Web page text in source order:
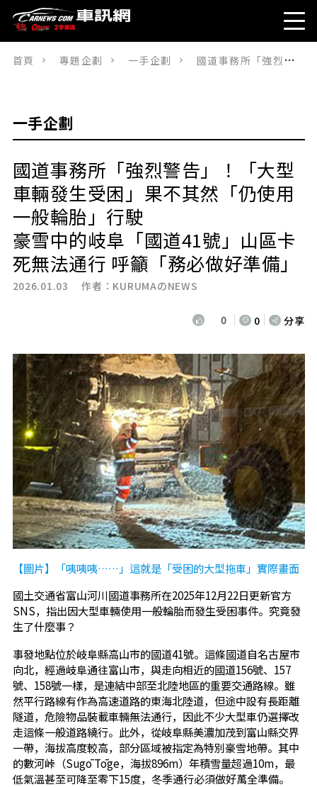
首頁 專題企劃 一手企劃 國道事務所「強烈警告」！「大型車輛發生受困」果不其然「仍使用一般輪胎」行駛 豪雪中的岐阜「國道41號」山區卡死無法通行 呼籲「務必做好準備」
一手企劃
國道事務所「強烈警告」！「大型
車輛發生受困」果不其然「仍使用
一般輪胎」行駛
豪雪中的岐阜「國道41號」山區卡
死無法通行 呼籲「務必做好準備」
2026.01.03 作者： KURUMAのNEWS
0 0 分享
【圖片】「咦咦咦……」這就是「受困的大型拖車」實際畫面
國土交通省富山河川國道事務所在2025年12月22日更新官方
SNS，指出因大型車輛使用一般輪胎而發生受困事件。究竟發
生了什麼事？
事發地點位於岐阜縣高山市的國道41號。這條國道自名古屋市
向北，經過岐阜通往富山市，與走向相近的國道156號、157
號、158號一樣，是連結中部至北陸地區的重要交通路線。雖
然平行路線有作為高速道路的東海北陸道，但途中設有長距離
隧道，危險物品裝載車輛無法通行，因此不少大型車仍選擇改
走這條一般道路繞行。此外，從岐阜縣美濃加茂到富山縣交界
一帶，海拔高度較高，部分區域被指定為特別豪雪地帶。其中
的數河峠（Sugō Tōge，海拔896m）年積雪量超過10m，最
低氣溫甚至可降至零下15度，冬季通行必須做好萬全準備。